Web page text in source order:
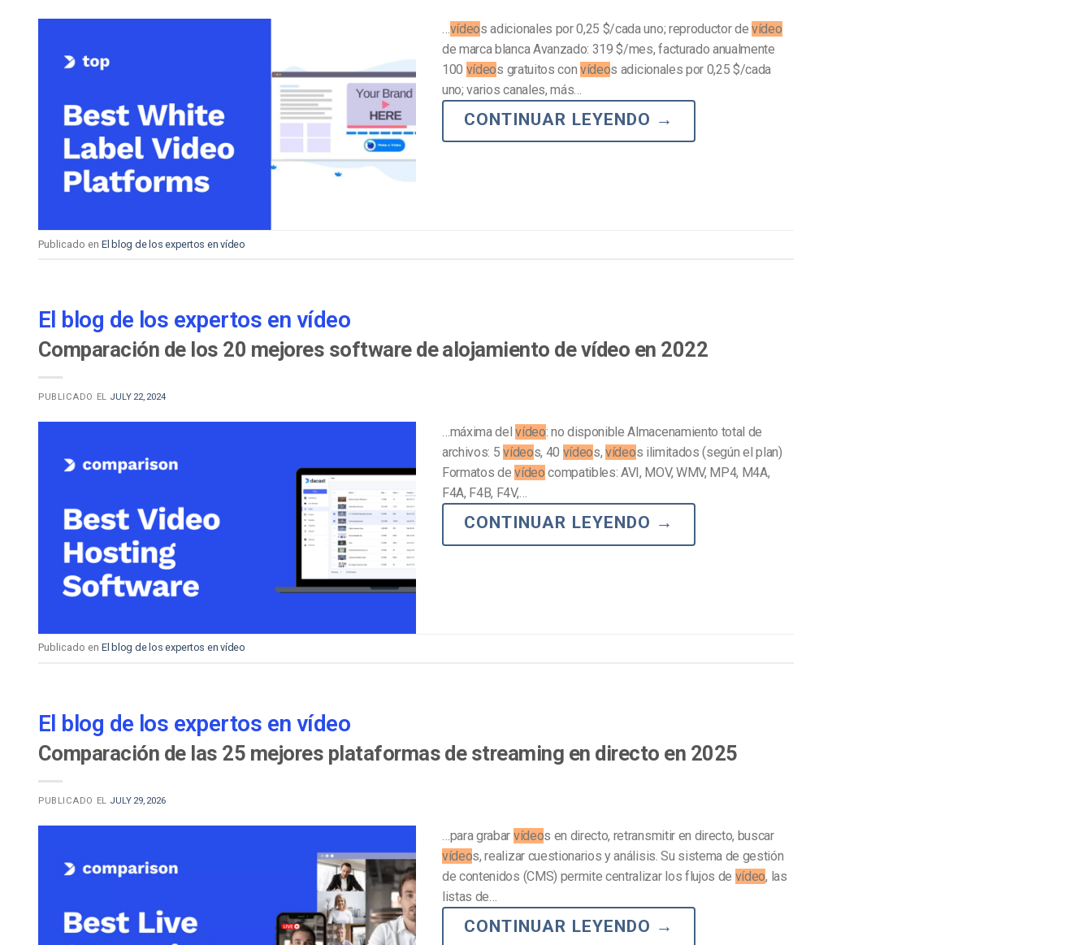
vídeos adicionales por 0,25 $/cada uno; reproductor devídeo
de marca blanca Avanzado: 319 $/mes, facturado anualmente
100 vídeos gratuitos convídeos adicionales por 0,25 $/cada
uno; varios canales, más…
CONTINUAR LEYENDO →
Publicado en El blog de los expertos en vídeo
El blog de los expertos en vídeo
Comparación de los 20 mejores software de alojamiento de vídeo en 2022
PUBLICADO EL JULY 22, 2024
…máxima delvídeo: no disponible Almacenamiento total de
archivos: 5vídeos, 40 vídeos,vídeos ilimitados (según el plan)
Formatos devídeo compatibles: AVI, MOV, WMV, MP4, M4A,
F4A, F4B, F4V,…
CONTINUAR LEYENDO →
Publicado en El blog de los expertos en vídeo
El blog de los expertos en vídeo
Comparación de las 25 mejores plataformas de streaming en directo en 2025
PUBLICADO EL JULY 29, 2026
…para grabar vídeos en directo, retransmitir en directo, buscar
vídeos, realizar cuestionarios y análisis. Su sistema de gestión
de contenidos (CMS) permite centralizar los flujos de vídeo, las
listas de…
CONTINUAR LEYENDO →